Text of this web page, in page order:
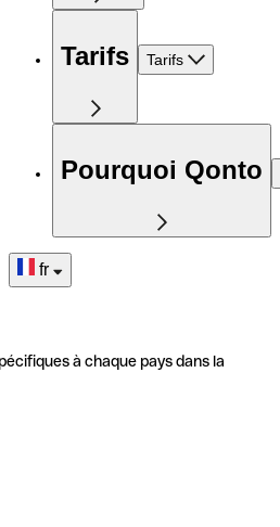
Tarifs Tarifs
Pourquoi Qonto
fr
à chaque pays dans la